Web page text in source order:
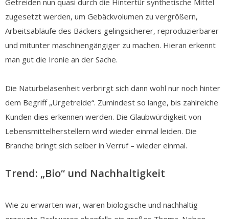
zugesetzt werden, um Gebäckvolumen zu vergrößern,
Arbeitsabläufe des Bäckers gelingsicherer, reproduzierbarer
und mitunter maschinengängiger zu machen. Hieran erkennt
man gut die Ironie an der Sache.
Die Naturbelasenheit verbrirgt sich dann wohl nur noch hinter
dem Begriff „Urgetreide“. Zumindest so lange, bis zahlreiche
Kunden dies erkennen werden. Die Glaubwürdigkeit von
Lebensmittelherstellern wird wieder einmal leiden. Die
Branche bringt sich selber in Verruf – wieder einmal.
Trend: „Bio“ und Nachhaltigkeit
Wie zu erwarten war, waren biologische und nachhaltig